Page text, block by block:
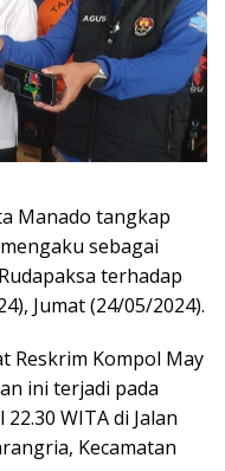
Manado tangkap
sebagai
terhadap
Jumat (24/05/2024).
Reskrim Kompol May
ini terjadi pada
WITA di Jalan
Kecamatan